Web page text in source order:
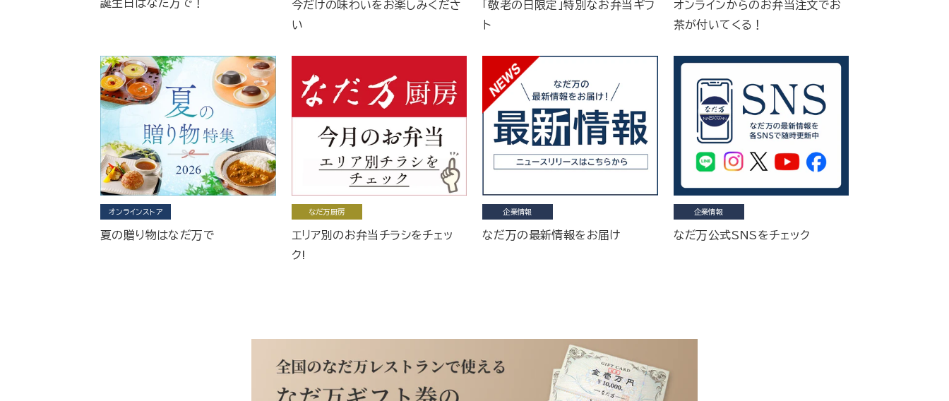
誕生日はなだ万で！
今だけの味わいをお楽しみくださ
い
「敬老の日限定」特別なお弁当ギフ
ト
オンラインからのお弁当注文でお
茶が付いてくる！
オンラインストア
夏の贈り物はなだ万で
なだ万厨房
エリア別のお弁当チラシをチェッ
ク!
企業情報
なだ万の最新情報をお届け
企業情報
なだ万公式SNSをチェック